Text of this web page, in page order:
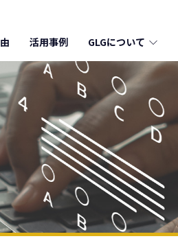
活用事例 GLGについて